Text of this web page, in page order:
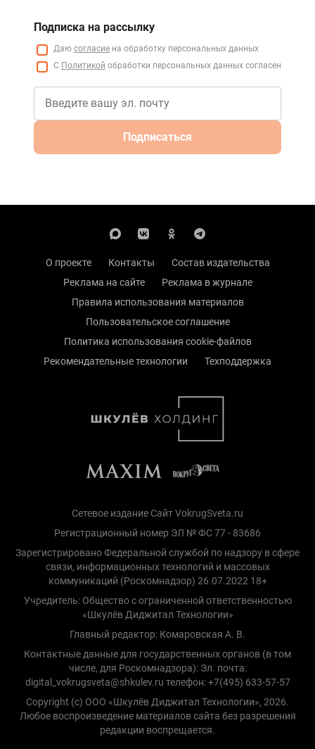
Подписка на рассылку
Даю согласие на обработку персональных данных
С Политикой обработки персональных данных согласен
Подписаться
О проекте Контакты
Состав издательства
Реклама на сайте
Реклама в журнале
Правила использования материалов
Пользовательское соглашение
Политика использования cookie-файлов
Рекомендательные технологии
Техподдержка
Сетевое издание Сайт VokrugSveta.ru
Регистрационный номер ЭЛ № ФС 77 - 83686
Зарегистрировано Федеральной службой по надзору в сфере
связи, информационных технологий и массовых
коммуникаций (Роскомнадзор) 26.07.2022 18+
Учредитель: Общество с ограниченной ответственностью
«Шкулёв Диджитал Технологии»
Главный редактор: Комаровская А. В.
Контактные данные для государственных органов (в том
числе, для Роскомнадзора): Эл. почта:
digital_vokrugsveta@shkulev.ru телефон: +7(495) 633-57-57
Copyright (с) ООО «Шкулёв Диджитал Технологии», 2026.
Любое воспроизведение материалов сайта без разрешения
редакции воспрещается.